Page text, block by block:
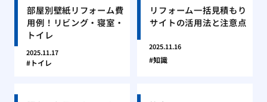
部屋別壁紙リフォーム費
用例！リビング・寝室・
トイレ
2025.11.17
トイレ
リフォーム一括見積もり
サイトの活用法と注意点
2025.11.16
知識